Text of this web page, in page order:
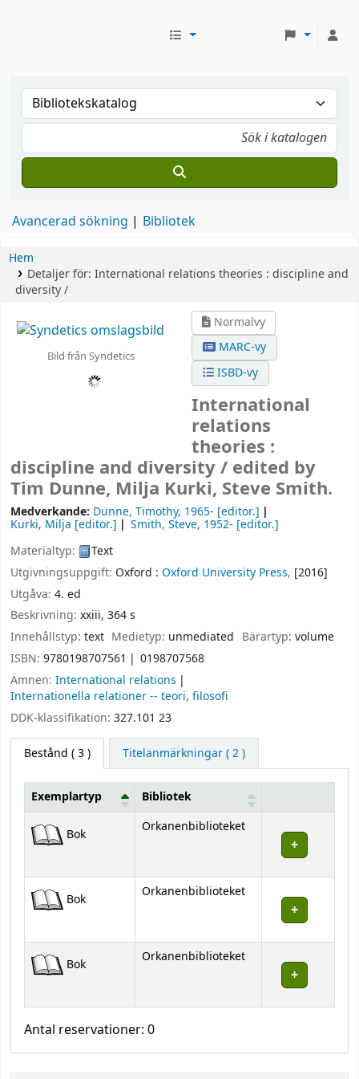
Avancerad sökning Bibliotek
Hem
Detaljer för: International relations theories : discipline and
diversity /
Bild från Syndetics
Normalvy
MARC-vy
ISBD-vy
International
relations
theories :
discipline and diversity / edited by
Tim Dunne, Milja Kurki, Steve Smith.
Medverkande: Dunne, Timothy, 1965- [editor.]
Kurki, Milja [editor.] Smith, Steve, 1952- [editor.]
Materialtyp:
Text
Utgivningsuppgift: Oxford : Oxford University Press, [2016]
Utgåva: 4. ed
Beskrivning: xxiii, 364 s
Innehållstyp: text Medietyp: unmediated Bärartyp: volume
ISBN: 9780198707561
0198707568
Ämnen: International relations
Internationella relationer -- teori, filosofi
DDK-klassifikation: 327.101 23
Bestånd ( 3 ) Titelanmärkningar ( 2 )
Bestånd
Exemplartyp Bibliotek
Bok Orkanenbiblioteket
Bok Orkanenbiblioteket
Bok Orkanenbiblioteket
Antal reservationer: 0